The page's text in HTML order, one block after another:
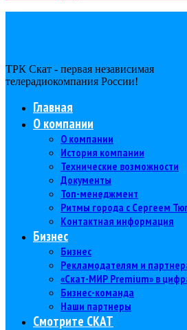
ТРК Скат - первая независимая
телерадиокомпания Роcсии!
Главная
О компании
О компании
История компании
Технические возможности
Документы
Топ-менеджмент
Ритмы города с Сергеем
Контактная информация
Бизнес
Бизнес
Рекламодателям и
«Скат-МИР Premium» в
Бизнес-команда
Наши партнеры
Смотрите СКАТ